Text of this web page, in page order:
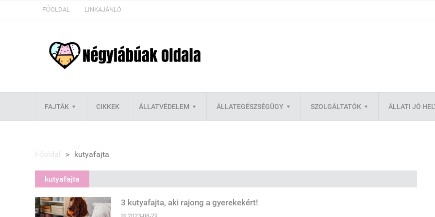
FŐOLDAL LINKAJÁNLÓ
FAJTÁK CIKKEK ÁLLATVÉDELEM ÁLLATEGÉSZSÉGÜGY SZOLGÁLTATÓK ÁLLATI JÓ
Főoldal > kutyafajta
kutyafajta
3 kutyafajta, aki rajong a gyerekekért!